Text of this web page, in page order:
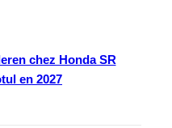
chez Honda SR
en 2027